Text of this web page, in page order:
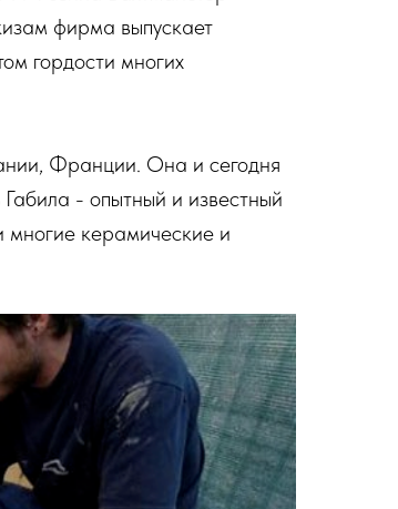
фирма выпускает
гордости многих
Франции. Она и сегодня
- опытный и известный
многие керамические и